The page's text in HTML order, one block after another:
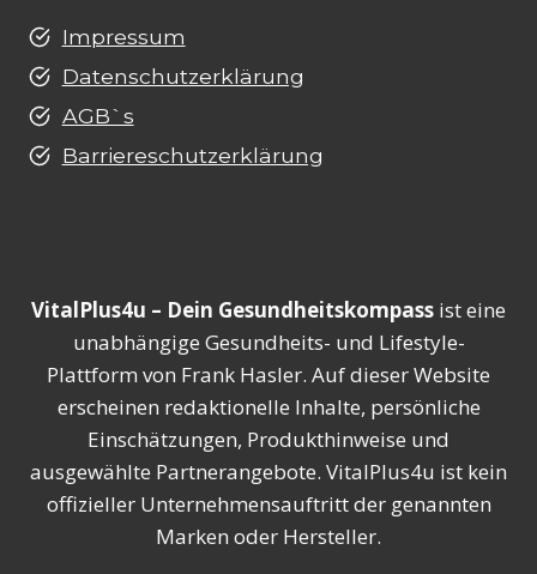
Impressum
Datenschutzerklärung
AGB`s
Barriereschutzerklärung
VitalPlus4u – Dein Gesundheitskompass ist eine
unabhängige Gesundheits- und Lifestyle-
Plattform von Frank Hasler. Auf dieser Website
erscheinen redaktionelle Inhalte, persönliche
Einschätzungen, Produkthinweise und
ausgewählte Partnerangebote. VitalPlus4u ist kein
offizieller Unternehmensauftritt der genannten
Marken oder Hersteller.